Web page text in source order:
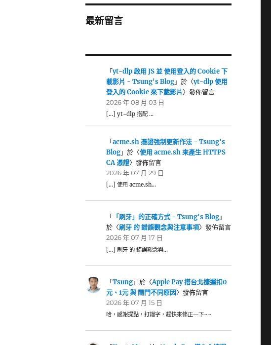
最新留言
「yt-dlp 啟用 JS 並 使用登入的 Cookie 下
載影片 - Tsung's Blog」於〈yt-dlp 使用
登入的 Cookie 來下載影片〉發佈留言
2026 年 08 月 03 日
[…] yt-dlp 搭配 …
「acme.sh 憑證強制更新作法 - Tsung's
Blog」於〈使用 acme.sh 來產生 HTTPS
CA 憑證〉發佈留言
2026 年 07 月 29 日
[…] 使用 acme.sh…
「 「刷牙」的正確方式 - Tsung's Blog」
於〈刷牙 的 錯誤觀念與注意事項〉發佈留言
2026 年 07 月 17 日
[…] 刷牙 的 錯誤觀念與…
「Tsung」於〈Apple Pay 搭台北捷運扣0
元、1元 與 閘門不同原因〉發佈留言
2026 年 07 月 15 日
哈，感謝提點，打錯字，趕快來修正一下~~